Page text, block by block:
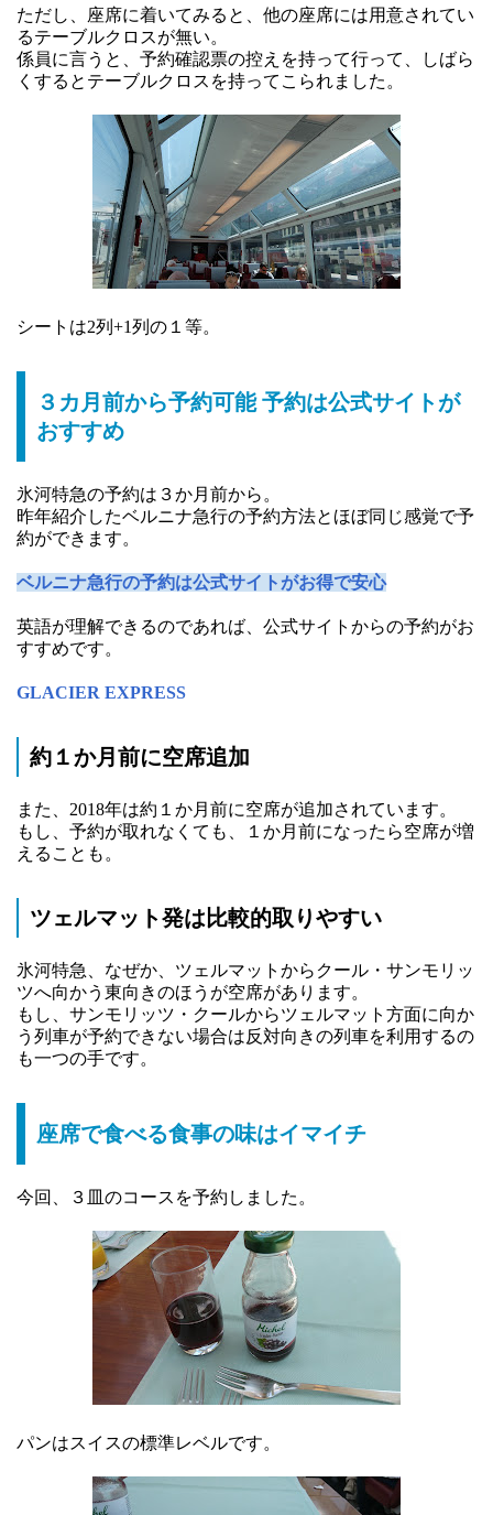
ただし、座席に着いてみると、他の座席には用意されてい
るテーブルクロスが無い。
係員に言うと、予約確認票の控えを持って行って、しばら
くするとテーブルクロスを持ってこられました。
シートは2列+1列の１等。
３カ月前から予約可能 予約は公式サイトが
おすすめ
氷河特急の予約は３か月前から。
昨年紹介したベルニナ急行の予約方法とほぼ同じ感覚で予
約ができます。
ベルニナ急行の予約は公式サイトがお得で安心
英語が理解できるのであれば、公式サイトからの予約がお
すすめです。
GLACIER EXPRESS
約１か月前に空席追加
また、2018年は約１か月前に空席が追加されています。
もし、予約が取れなくても、１か月前になったら空席が増
えることも。
ツェルマット発は比較的取りやすい
氷河特急、なぜか、ツェルマットからクール・サンモリッ
ツへ向かう東向きのほうが空席があります。
もし、サンモリッツ・クールからツェルマット方面に向か
う列車が予約できない場合は反対向きの列車を利用するの
も一つの手です。
座席で食べる食事の味はイマイチ
今回、３皿のコースを予約しました。
パンはスイスの標準レベルです。